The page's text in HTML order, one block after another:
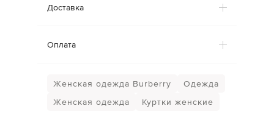
Доставка
Оплата
Женская одежда Burberry
Одежда
Женская одежда
Куртки женские